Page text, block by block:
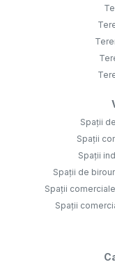
Spații
Spații
Spații
Spații de
Spații
Spații